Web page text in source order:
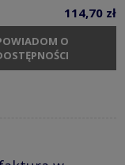
114,70 zł
O